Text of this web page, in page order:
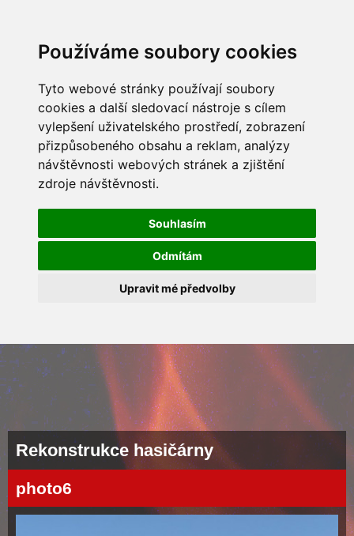
Používáme soubory cookies
Tyto webové stránky používají soubory
cookies a další sledovací nástroje s cílem
vylepšení uživatelského prostředí, zobrazení
přizpůsobeného obsahu a reklam, analýzy
návštěvnosti webových stránek a zjištění
zdroje návštěvnosti.
Souhlasím
Odmítám
Upravit mé předvolby
Rekonstrukce hasičárny
photo6